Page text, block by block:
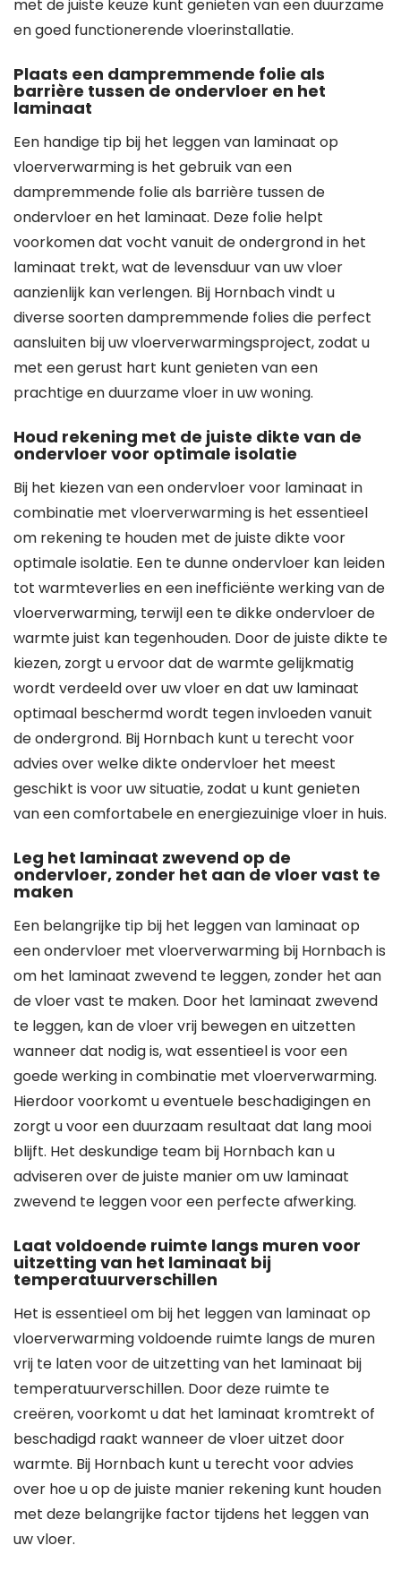
met de juiste keuze kunt genieten van een duurzame
en goed functionerende vloerinstallatie.
Plaats een dampremmende folie als
barrière tussen de ondervloer en het
laminaat
Een handige tip bij het leggen van laminaat op
vloerverwarming is het gebruik van een
dampremmende folie als barrière tussen de
ondervloer en het laminaat. Deze folie helpt
voorkomen dat vocht vanuit de ondergrond in het
laminaat trekt, wat de levensduur van uw vloer
aanzienlijk kan verlengen. Bij Hornbach vindt u
diverse soorten dampremmende folies die perfect
aansluiten bij uw vloerverwarmingsproject, zodat u
met een gerust hart kunt genieten van een
prachtige en duurzame vloer in uw woning.
Houd rekening met de juiste dikte van de
ondervloer voor optimale isolatie
Bij het kiezen van een ondervloer voor laminaat in
combinatie met vloerverwarming is het essentieel
om rekening te houden met de juiste dikte voor
optimale isolatie. Een te dunne ondervloer kan leiden
tot warmteverlies en een inefficiënte werking van de
vloerverwarming, terwijl een te dikke ondervloer de
warmte juist kan tegenhouden. Door de juiste dikte te
kiezen, zorgt u ervoor dat de warmte gelijkmatig
wordt verdeeld over uw vloer en dat uw laminaat
optimaal beschermd wordt tegen invloeden vanuit
de ondergrond. Bij Hornbach kunt u terecht voor
advies over welke dikte ondervloer het meest
geschikt is voor uw situatie, zodat u kunt genieten
van een comfortabele en energiezuinige vloer in huis.
Leg het laminaat zwevend op de
ondervloer, zonder het aan de vloer vast te
maken
Een belangrijke tip bij het leggen van laminaat op
een ondervloer met vloerverwarming bij Hornbach is
om het laminaat zwevend te leggen, zonder het aan
de vloer vast te maken. Door het laminaat zwevend
te leggen, kan de vloer vrij bewegen en uitzetten
wanneer dat nodig is, wat essentieel is voor een
goede werking in combinatie met vloerverwarming.
Hierdoor voorkomt u eventuele beschadigingen en
zorgt u voor een duurzaam resultaat dat lang mooi
blijft. Het deskundige team bij Hornbach kan u
adviseren over de juiste manier om uw laminaat
zwevend te leggen voor een perfecte afwerking.
Laat voldoende ruimte langs muren voor
uitzetting van het laminaat bij
temperatuurverschillen
Het is essentieel om bij het leggen van laminaat op
vloerverwarming voldoende ruimte langs de muren
vrij te laten voor de uitzetting van het laminaat bij
temperatuurverschillen. Door deze ruimte te
creëren, voorkomt u dat het laminaat kromtrekt of
beschadigd raakt wanneer de vloer uitzet door
warmte. Bij Hornbach kunt u terecht voor advies
over hoe u op de juiste manier rekening kunt houden
met deze belangrijke factor tijdens het leggen van
uw vloer.